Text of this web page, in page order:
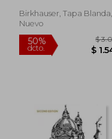
Impossible (en
Inglés)
Birkhauser, Tapa Blanda,
Nuevo